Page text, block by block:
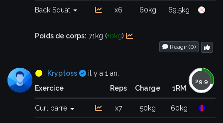
Back Squat x6 60kg 69.5kg
Poids de corps: 71kg (+0kg)
Réagir (0)
Kryptoss Certifié
il y a 1 an:
Exercice
Reps Charge 1RM
Curl barre x7 50kg 60kg